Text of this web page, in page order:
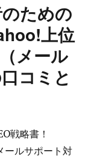
ための
上位
メール
コミと
戦略書！
ールサポート対